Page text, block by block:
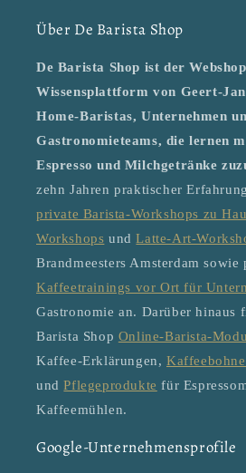
Über De Barista Shop
De Barista Shop ist der
Wissensplattform von Geert-
Home-Baristas, Unternehmen
Gastronomieteams, die lernen
Espresso und Milchgetränke
zehn Jahren praktischer
private Barista-Workshops zu
Workshops undLatte-Art-
Brandmeesters Amsterdam sowie
Kaffeetrainings vor Ort für
Gastronomie an. Darüber hinaus
Barista Shop Online-Barista-
Kaffee-Erklärungen,
undPflegeprodukte für
Kaffeemühlen.
Google-Unternehmensprofile